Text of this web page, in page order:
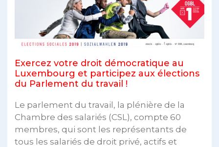
Exercez votre droit démocratique au
Luxembourg et participez aux élections
du Parlement du travail !
Le parlement du travail, la plénière de la
Chambre des salariés (CSL), compte 60
membres, qui sont les représentants de
tous les salariés de droit privé, actifs et